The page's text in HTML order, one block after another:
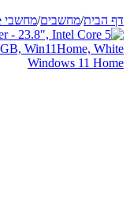
דף הבית/מחשבים/מחשבי All-In-One